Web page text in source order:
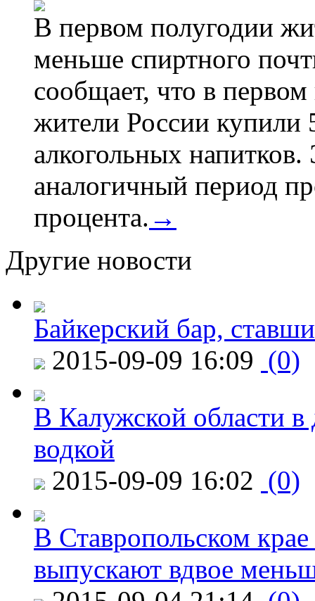
В первом полугодии
меньше спиртного
сообщает, что в
жители России купили
алкогольных
аналогичный период
процента. →
Другие новости
Байкерский бар,
2015-09-09 16:09 (0)
В Калужской области в
водкой
2015-09-09 16:02 (0)
В Ставропольском
выпускают вдвое